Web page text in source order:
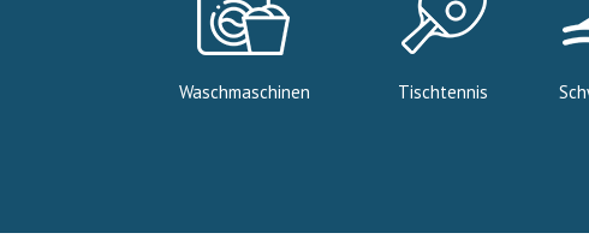
Waschmaschinen Tischtennis